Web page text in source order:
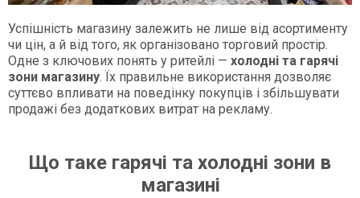
Успішність магазину залежить не лише від асортименту
чи цін, а й від того, як організовано торговий простір.
Одне з ключових понять у ритейлі — холодні та гарячі
зони магазину. Їх правильне використання дозволяє
суттєво впливати на поведінку покупців і збільшувати
продажі без додаткових витрат на рекламу.
Що таке гарячі та холодні зони в
магазині